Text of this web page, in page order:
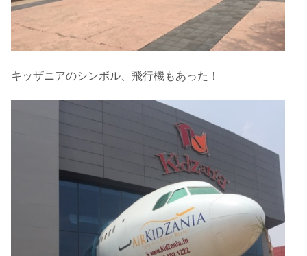
キッザニアのシンボル、飛行機もあった！